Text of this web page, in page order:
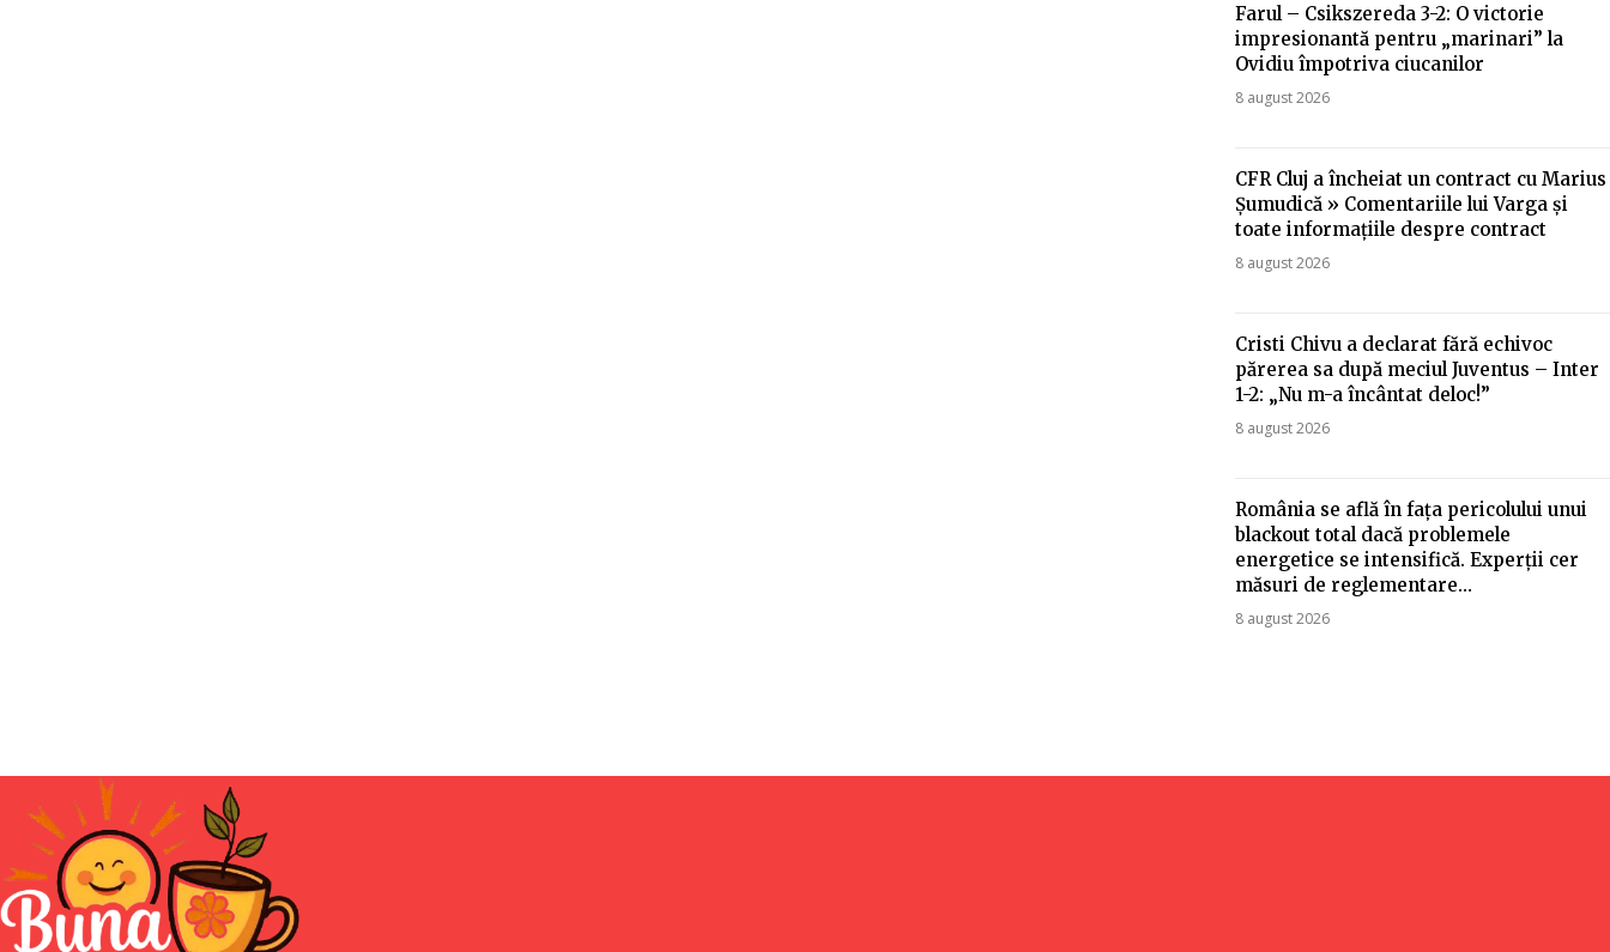
Farul – Csikszereda 3-2: O victorie
impresionantă pentru „marinari” la
Ovidiu împotriva ciucanilor
8 august 2026
CFR Cluj a încheiat un contract cu Marius
Șumudică » Comentariile lui Varga și
toate informațiile despre contract
8 august 2026
Cristi Chivu a declarat fără echivoc
părerea sa după meciul Juventus – Inter
1-2: „Nu m-a încântat deloc!”
8 august 2026
România se află în fața pericolului unui
blackout total dacă problemele
energetice se intensifică. Experții cer
măsuri de reglementare…
8 august 2026